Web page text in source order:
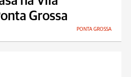
Grossa
PONTA GROSSA